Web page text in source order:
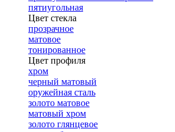
пятиугольная
Цвет стекла
прозрачное
матовое
тонированное
Цвет профиля
хром
черный матовый
оружейная сталь
золото матовое
матовый хром
золото глянцевое